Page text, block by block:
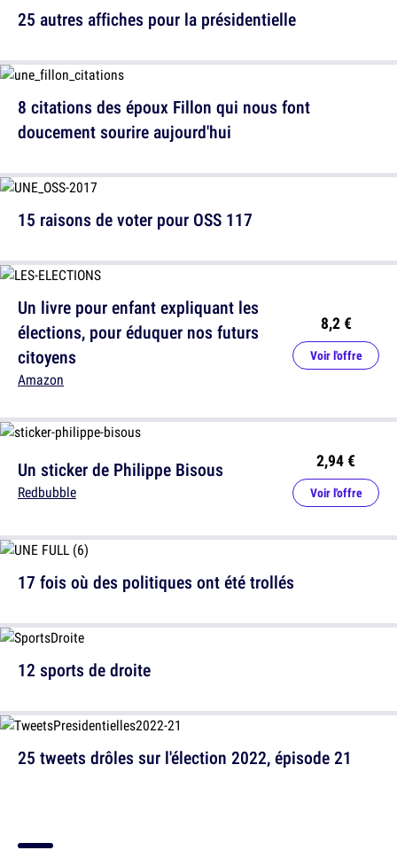
8 citations des époux Fillon qui nous font
doucement sourire aujourd'hui
Un livre pour enfant expliquant les
élections, pour éduquer nos futurs
citoyens
Amazon
8,2 €
Voir l'offre
12 sports de droite
25 autres affiches pour la présidentielle
15 raisons de voter pour OSS 117
Un sticker de Philippe Bisous
Redbubble
2,94 €
Voir l'offre
17 fois où des politiques ont été trollés
25 tweets drôles sur l'élection 2022, épisode 21